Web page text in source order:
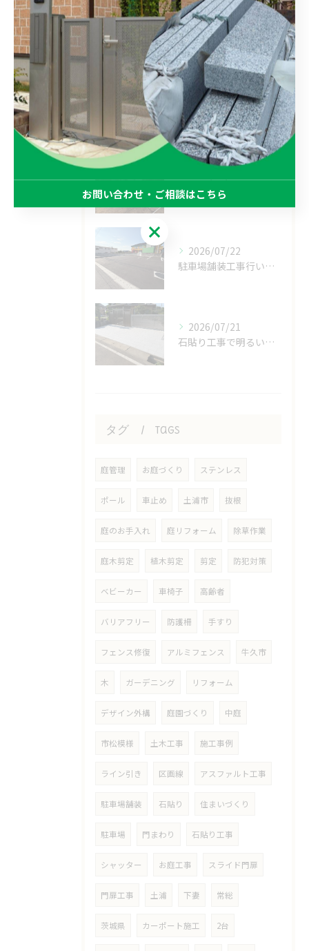
駐車場
ブロック
リノベーション
最近の投稿 Recent Posts
2026/07/22
駐車場舗装工事行いました！
2026/07/21
石貼り工事で明るいおうち！
タグ Tags
庭管理 お庭づくり ステンレス
ポール 車止め 土浦市 抜根
庭のお手入れ 庭リフォーム 除草作業
庭木剪定 植木剪定 剪定 防犯対策
ベビーカー 車椅子 高齢者
バリアフリー 防護柵 手すり
フェンス修復 アルミフェンス 牛久市
木 ガーデニング リフォーム
デザイン外構 庭園づくり 中庭
市松模様 土木工事 施工事例
ライン引き 区画線 アスファルト工事
駐車場舗装 石貼り 住まいづくり
駐車場 門まわり 石貼り工事
シャッター お庭工事 スライド門扉
門扉工事 土浦 下妻 常総
茨城県 カーポート施工 2台
お問い合わせ・ご相談はこちら
お問い合わせ・ご相談はこちら